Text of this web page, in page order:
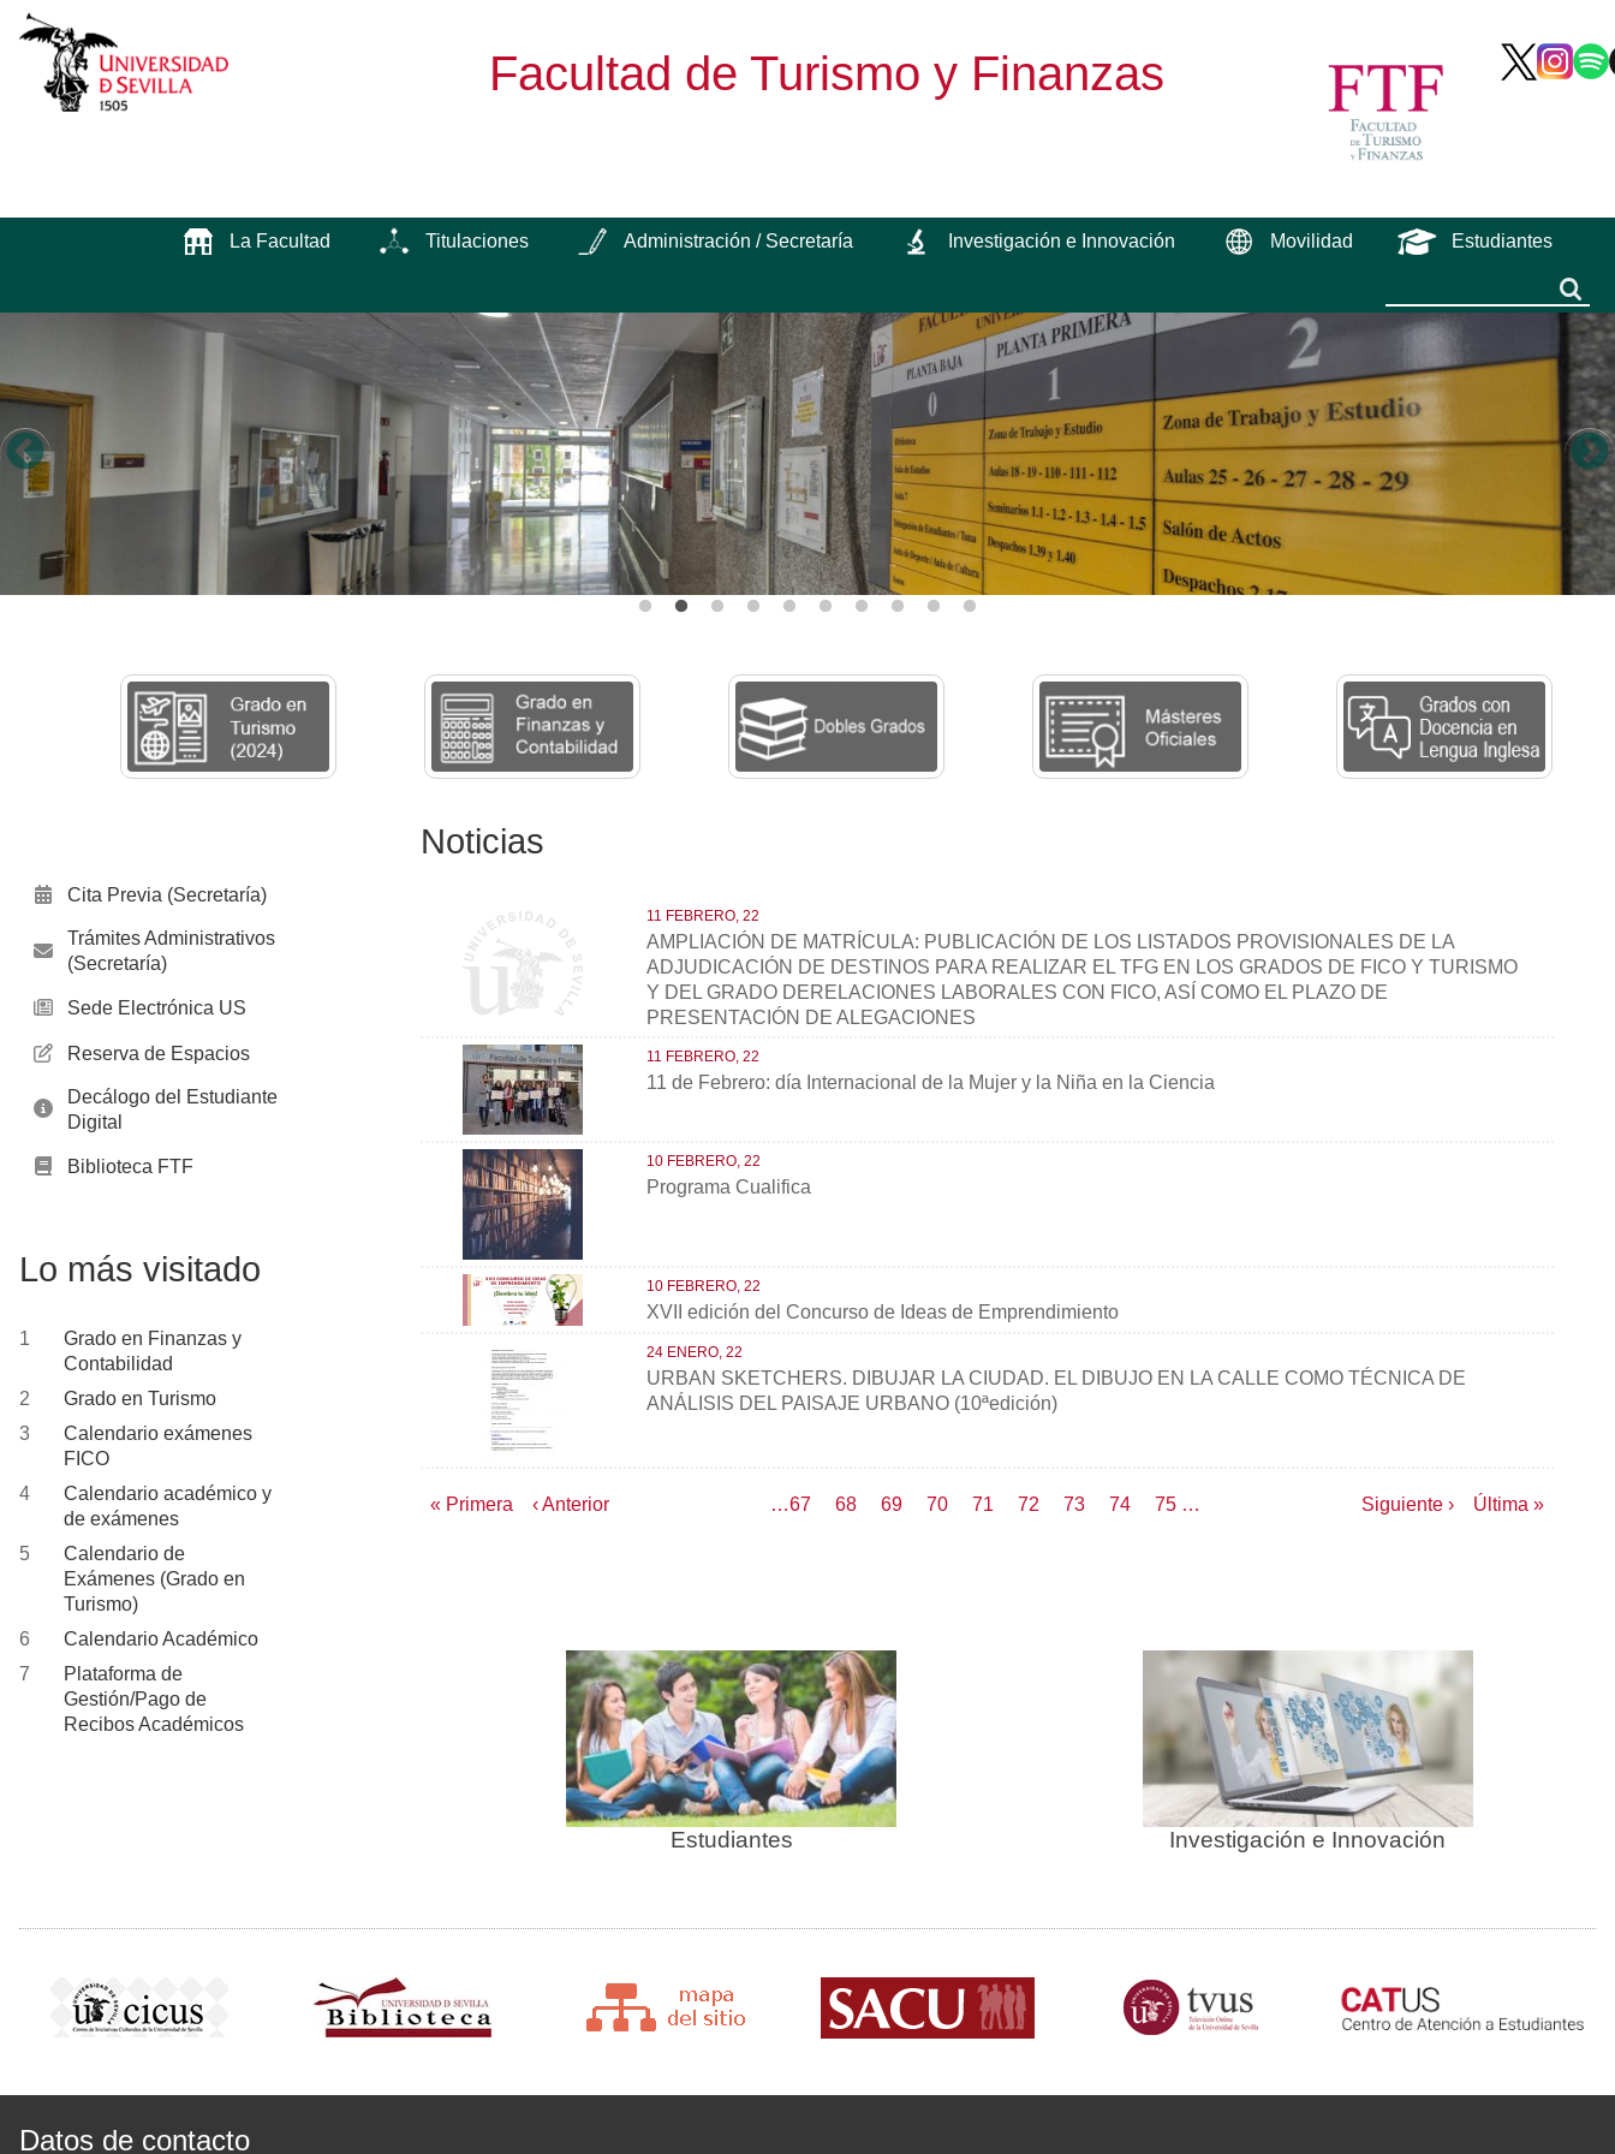
Facultad de Turismo y Finanzas
La Facultad Titulaciones Administración / Secretaría Investigación e Innovación Movilidad Estudiantes
Noticias
11 FEBRERO, 22
AMPLIACIÓN DE MATRÍCULA: PUBLICACIÓN DE LOS LISTADOS PROVISIONALES DE LA
ADJUDICACIÓN DE DESTINOS PARA REALIZAR EL TFG EN LOS GRADOS DE FICO Y TURISMO
Y DEL GRADO DERELACIONES LABORALES CON FICO, ASÍ COMO EL PLAZO DE
PRESENTACIÓN DE ALEGACIONES
11 FEBRERO, 22
11 de Febrero: día Internacional de la Mujer y la Niña en la Ciencia
10 FEBRERO, 22
Programa Cualifica
10 FEBRERO, 22
XVII edición del Concurso de Ideas de Emprendimiento
24 ENERO, 22
URBAN SKETCHERS. DIBUJAR LA CIUDAD. EL DIBUJO EN LA CALLE COMO TÉCNICA DE
ANÁLISIS DEL PAISAJE URBANO (10ªedición)
Paginación
Primera
« Primera
Página
‹ Anterior Page
…67 Page
68 Page
69 Page
70
Página
71 Page
72 Page
73 Page
74 Page
75 …
Siguiente
Siguiente ›
Última
Última »
Estudiantes Investigación e Innovación
Cita Previa (Secretaría)
Trámites Administrativos
(Secretaría)
Sede Electrónica US
Reserva de Espacios
Decálogo del Estudiante
Digital
Biblioteca FTF
Lo más visitado
Grado en Finanzas y
Contabilidad
Grado en Turismo
Calendario exámenes
FICO
Calendario académico y
de exámenes
Calendario de
Exámenes (Grado en
Turismo)
Calendario Académico
Plataforma de
Gestión/Pago de
Recibos Académicos
Datos de contacto